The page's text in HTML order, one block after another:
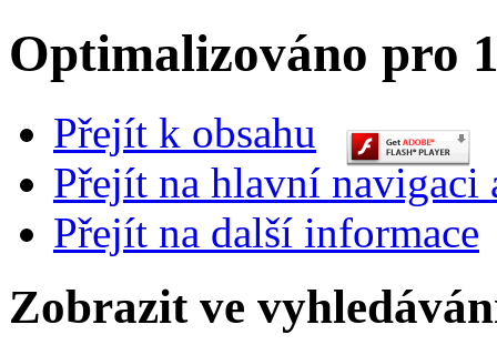
Optimalizováno pro
Přejít k obsahu
Přejít na hlavní navigaci
Přejít na další informace
Zobrazit ve